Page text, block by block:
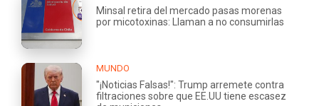
Minsal retira del mercado pasas morenas
por micotoxinas: Llaman a no consumirlas
MUNDO
"¡Noticias Falsas!": Trump arremete contra
filtraciones sobre que EE.UU tiene escasez